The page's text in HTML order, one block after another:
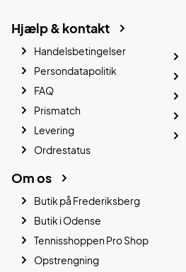
Hjælp & kontakt
Handelsbetingelser
Persondatapolitik
FAQ
Prismatch
Levering
Ordrestatus
Om os
Butik på Frederiksberg
Butik i Odense
Tennisshoppen Pro Shop
Opstrengning